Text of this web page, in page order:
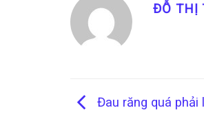
ĐỖ THỊ
Đau răng quá